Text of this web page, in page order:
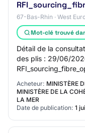
67-Bas-Rhin · West
Mot-clé trouvé
Détail de la
des plis : 29/06/
Acheteur: MINISTÈRE
MINISTÈRE DE LA
LA MER
Date de publication: 1